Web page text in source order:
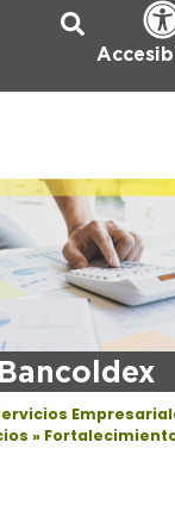
Bancoldex
»